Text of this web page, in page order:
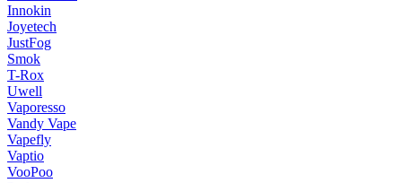
Innokin
Joyetech
JustFog
Smok
T-Rox
Uwell
Vaporesso
Vandy Vape
Vapefly
Vaptio
VooPoo